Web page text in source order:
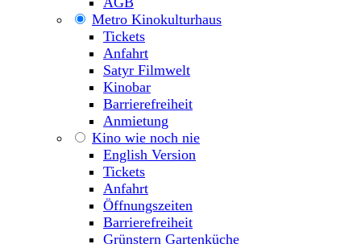
Metro Kinokulturhaus
Tickets
Anfahrt
Satyr Filmwelt
Kinobar
Barrierefreiheit
Anmietung
Kino wie noch nie
English Version
Tickets
Anfahrt
Öffnungszeiten
Barrierefreiheit
Grünstern Gartenküche